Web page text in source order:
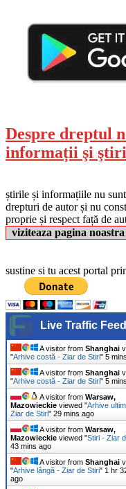
Despre dreptul
informații şi ştiri
știrile și informațiile nu
drepturi de autor și nu
proprie și respect față de
viziteaza pagina
sustine si tu acest portal
Live Traffic Feed
A visitor from Shanghai
"Arhive costă - Ziar de Stiri" 5
A visitor from Shanghai
"Arhive costă - Ziar de Stiri" 5
A visitor from Warsaw,
Mazowieckie viewed "Arhive
Ziar de Stiri" 29 mins ago
A visitor from Warsaw,
Mazowieckie viewed "Stiri - Ziar
43 mins ago
A visitor from Shanghai
"Arhive lângă - Ziar de Stiri" 1 hr
ago